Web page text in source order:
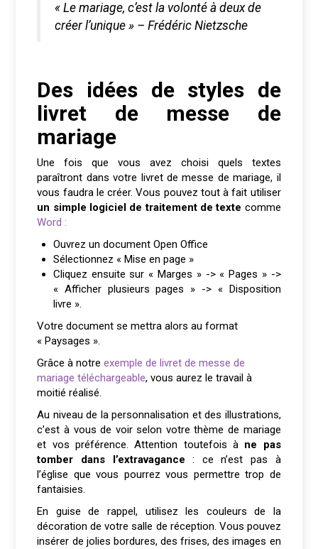
« Le mariage, c’est la volonté à deux de
créer l’unique » – Frédéric Nietzsche
Des idées de styles de
livret de messe de
mariage
Une fois que vous avez choisi quels textes
paraîtront dans votre livret de messe de mariage, il
vous faudra le créer. Vous pouvez tout à fait utiliser
un simple logiciel de traitement de texte comme
Word :
Ouvrez un document Open Office
Sélectionnez « Mise en page »
Cliquez ensuite sur « Marges » -> « Pages » ->
« Afficher plusieurs pages » -> « Disposition
livre ».
Votre document se mettra alors au format
« Paysages ».
Grâce à notreexemple de livret de messe de
mariage téléchargeable, vous aurez le travail à
moitié réalisé.
Au niveau de la personnalisation et des illustrations,
c’est à vous de voir selon votre thème de mariage
et vos préférence. Attention toutefois à ne pas
tomber dans l’extravagance : ce n’est pas à
l’église que vous pourrez vous permettre trop de
fantaisies.
En guise de rappel, utilisez les couleurs de la
décoration de votre salle de réception. Vous pouvez
insérer de jolies bordures, des frises, des images en